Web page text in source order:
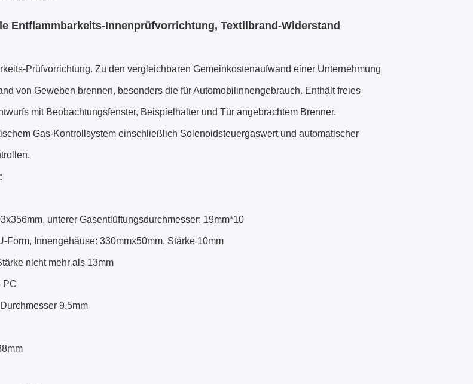
Entflammbarkeits-Innenprüfvorrichtung, Textilbrand-Widerstand
Prüfvorrichtung. Zu den vergleichbaren Gemeinkostenaufwand einer Unternehmung
von Geweben brennen, besonders die für Automobilinnengebrauch. Enthält freies
mit Beobachtungsfenster, Beispielhalter und Tür angebrachtem Brenner.
Gas-Kontrollsystem einschließlich Solenoidsteuergaswert und automatischer
unterer Gasentlüftungsdurchmesser: 19mm*10
Form, Innengehäuse: 330mmx50mm, Stärke 10mm
nicht mehr als 13mm
PC
9.5mm